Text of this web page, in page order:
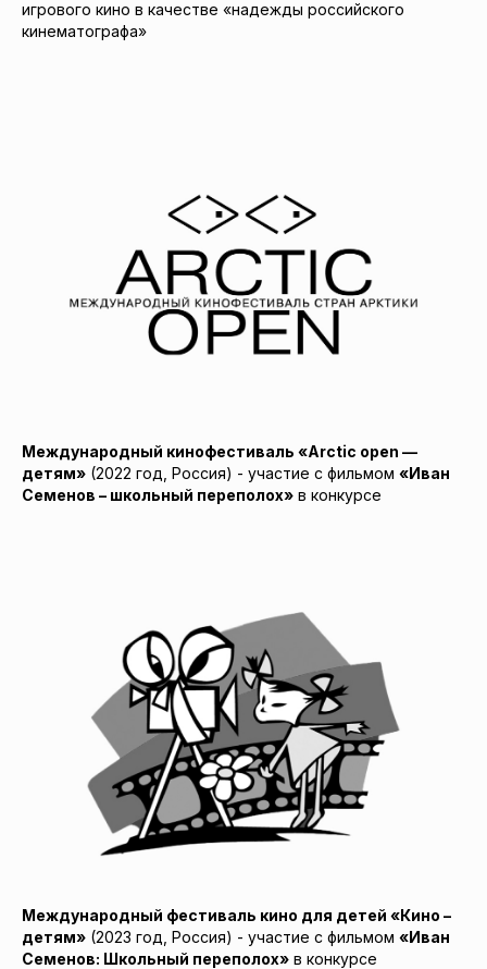
игрового кино в качестве «надежды российского
кинематографа»
Международный кинофестиваль «Arctic open —
детям» (2022 год, Россия) - участие с фильмом «Иван
Семенов – школьный переполох» в конкурсе
Международный фестиваль кино для детей «Кино –
детям» (2023 год, Россия) - участие с фильмом «Иван
Семенов: Школьный переполох» в конкурсе